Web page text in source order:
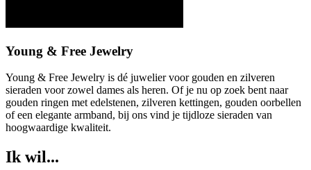
Young & Free Jewelry
Young & Free Jewelry is dé juwelier voor gouden en zilveren
sieraden voor zowel dames als heren. Of je nu op zoek bent naar
gouden ringen met edelstenen, zilveren kettingen, gouden oorbellen
of een elegante armband, bij ons vind je tijdloze sieraden van
hoogwaardige kwaliteit.
Ik wil...